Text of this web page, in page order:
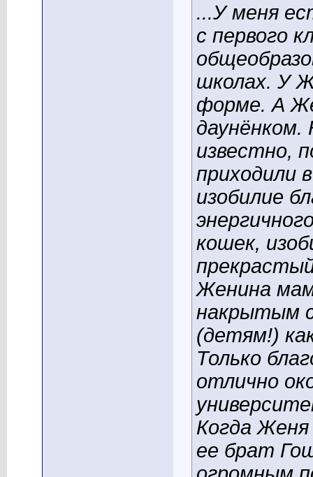
...У меня
с первого
школах. У
форме. А
известно,
приходили
изобилие
кошек,
Женина
накрытым
(детям!)
Только
отлично
Когда
ее брат